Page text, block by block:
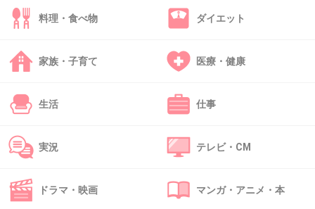
30. 匿名 2014/09/27(土) 13:57:50
+9
３
料理・食べ物 ダイエット
家族・子育て 医療・健康
生活 仕事
実況 テレビ・CM
ドラマ・映画 マンガ・アニメ・本